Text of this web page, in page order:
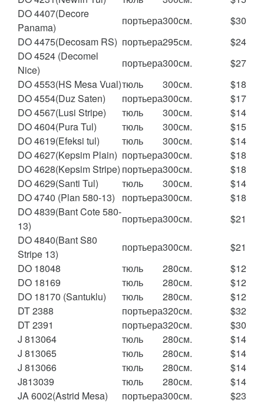
DO 4407(Decore
Panama)
портьера300см.
$30
DO 4475(Decosam RS) портьера295см.
$24
DO 4524 (Decomel
Nice)
портьера300см.
$27
DO 4553(HS Mesa Vual)тюль 300см.
$18
DO 4554(Duz Saten)
портьера300см.
$17
DO 4567(Lusi Stripe)
тюль 300см.
$14
DO 4604(Pura Tul)
тюль 300см.
$15
DО 4619(Efeksi tul)
тюль 300см.
$14
DO 4627(Kepsim Plain) портьера300см.
$18
DO 4628(Kepsim Stripe) портьера300см.
$18
DO 4629(Santi Tul)
тюль 300см.
$14
DO 4740 (Plan 580-13)
портьера300см.
$18
DO 4839(Bant Cote 580-
13)
портьера300см.
$21
DO 4840(Bant S80
Stripe 13)
портьера300см.
$21
DO 18048
тюль 280см.
$12
DO 18169
тюль 280см.
$12
DO 18170 (Santuklu)
тюль 280см.
$12
DT 2388
портьера320см.
$32
DT 2391
портьера320см.
$30
J 813064
тюль 280см.
$14
J 813065
тюль 280см.
$14
J 813066
тюль 280см.
$14
J813039
тюль 280см.
$14
JA 6002(Astrid Mesa)
портьера300см.
$23